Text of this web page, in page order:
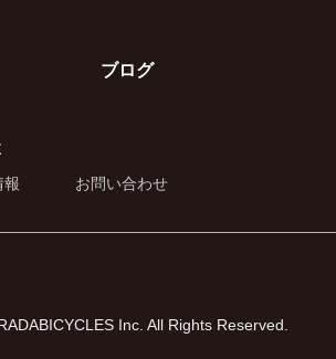
ブログ
報
お問い合わせ
Inc. All Rights Reserved.